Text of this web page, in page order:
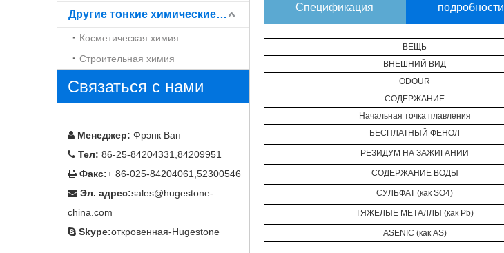
Другие тонкие химические вещества
Косметическая химия
Строительная химия
Связаться с нами
 Менеджер: Фрэнк Ван
 Тел: 86-25-84204331,84209951
 Факс:+ 86-025-84204061,52300546
 Эл. адрес:sales@hugestone-
china.com
 Skype:откровенная-Hugestone
Спецификация подробности
ВЕЩЬ
ВНЕШНИЙ ВИД
ODOUR
СОДЕРЖАНИЕ
Начальная точка плавления
БЕСПЛАТНЫЙ ФЕНОЛ
РЕЗИДУМ НА ЗАЖИГАНИИ
СОДЕРЖАНИЕ ВОДЫ
СУЛЬФАТ (как SO4)
ТЯЖЕЛЫЕ МЕТАЛЛЫ (как Pb)
ASENIC (как AS)